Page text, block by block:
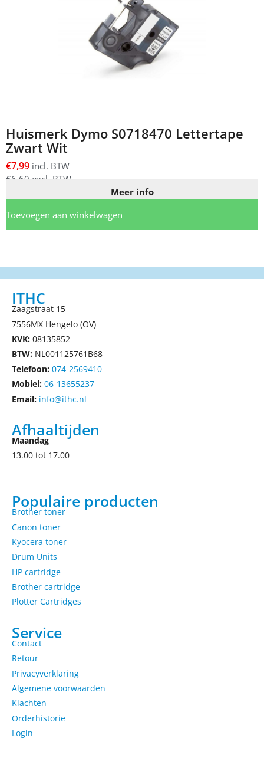
Huismerk Dymo S0718470 Lettertape
Zwart Wit
€7,99 incl. BTW
€6,60 excl. BTW
Meer info
Toevoegen aan winkelwagen
ITHC
Zaagstraat 15
7556MX Hengelo (OV)
KVK: 08135852
BTW: NL001125761B68
Telefoon: 074-2569410
Mobiel: 06-13655237
Email: info@ithc.nl
Afhaaltijden
Maandag
13.00 tot 17.00
Populaire producten
Brother toner
Canon toner
Kyocera toner
Drum Units
HP cartridge
Brother cartridge
Plotter Cartridges
Service
Contact
Retour
Privacyverklaring
Algemene voorwaarden
Klachten
Orderhistorie
Login